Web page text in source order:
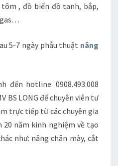
, đồ biển đồ tanh, bắp,
gas…
5-7 ngày phẫu thuật nâng
đến hotline: 0908.493.008
BS LONG để chuyên viên tư
trực tiếp từ các chuyên gia
năm kinh nghiệm về tạo
như: nâng chân mày, cắt